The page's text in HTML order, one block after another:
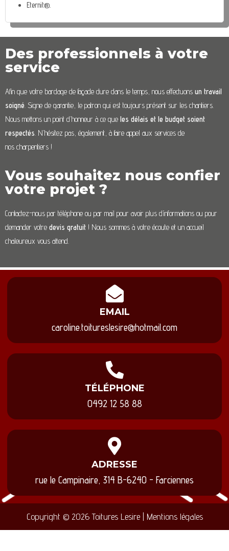
Eternit®.
Des professionnels à votre
service
Afin que votre bardage de façade dure dans le temps, nous effectuons un travail
soigné . Signe de garantie, le patron qui est toujours présent sur les chantiers.
Nous mettons un point d’honneur à ce que les délais et le budget soient
respectés . N’hésitez pas, également, à faire appel aux services de
nos charpentiers !
Vous souhaitez nous confier
votre projet ?
Contactez-nous par téléphone ou par mail pour avoir plus d’informations ou pour
demander votre devis gratuit ! Nous sommes à votre écoute et un accueil
chaleureux vous attend.
EMAIL
caroline.toitureslesire@hotmail.com
TÉLÉPHONE
0492 12 58 88
ADRESSE
rue le Campinaire, 314 B-6240 - Farciennes
Copyright © 2026 Toitures Lesire | Mentions légales